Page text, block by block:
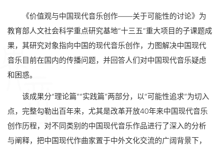
《价值观与中国现代音乐创作——关于可能性的讨论》为
教育部人文社会科学重点研究基地“十三五”重大项目的子课题成
果，其研究对象指向中国的现代音乐创作，力图解决中国现代
音乐目前在国内的传播问题，并回答人们对中国现代音乐疑虑
和困惑。
该成果分“理论篇”“实践篇”两部分，以“可能性追求”为切入
点，完整勾勒出百年来，尤其是改革开放40年来中国现代音乐
创作历程，对不同类别的中国现代音乐作品进行了深入的分析
与阐释，把中国现代作曲家置于中外文化交流的广阔背景下，